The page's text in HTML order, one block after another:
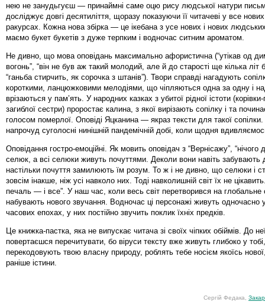
нею не занудьгуєш — принаймні саме оцю рису людської натури
досліджує довгі десятиліття, щоразу показуючи її читачеві у все
ракурсах. Кожна нова збірка — це ікебана з усе нових і нових людських
маємо букет букетів з дуже терпким і водночас ситним ароматом.
Не дивно, що мова оповідань максимально афористична (“утікав од
вогонь”, “він не був аж такий молодий, але й до старості ще кілька літ
“ганьба стирчить, як сорочка з штанів”). Твори справді нагадують
короткими, ланцюжковими мелодіями, що чіпляються одна за одну і
врізаються у пам’ять. У народних казках з убитої рідної істоти (корівки-
загиблої сестри) проростає калина, з якої вирізають сопілку і та
голосом померлої. Оповіді Яцканина — якраз тексти для такої
напрочуд суголосні нинішній пандемічній добі, коли щодня
Оповідання гостро-емоційні. Як мовить оповідач з “Вернісажу”,
селюк, а всі селюки живуть почуттями. Деколи вони навіть забувають
настільки почуття замилюють їм розум. То ж і не дивно, що селюки і
зовсім інакше, ніж усі навколо них. Тоді навколишній світ їх не
печаль — і все”. У наш час, коли весь світ перетворився на глобальне
набувають нового звучання. Водночас ці персонажі живуть одночасно
часових епохах, у них постійно звучить поклик їхніх предків.
Це книжка-пастка, яка не випускає читача зі своїх чіпких обіймів. До
повертаєшся перечитувати, бо віруси тексту вже живуть глибоко у тобі,
перекодовують твою власну природу, роблять тебе носієм якоїсь
раніше істини.
Сергій Федака,